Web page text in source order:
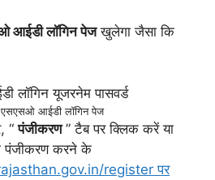
आईडी लॉगिन पेजखुलेगा जैसा कि
एसएसओ आईडी लॉगिन पेज
“पंजीकरण” टैब पर क्लिक करें या
पंजीकरण करने के
register पर